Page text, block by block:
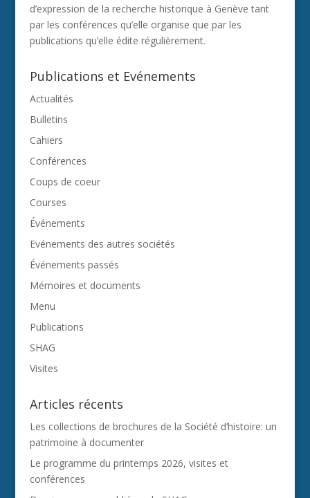
d’expression de la recherche historique à Genève tant
par les conférences qu’elle organise que par les
publications qu’elle édite régulièrement.
Publications et Evénements
Actualités
Bulletins
Cahiers
Conférences
Coups de coeur
Courses
Événements
Evénements des autres sociétés
Événements passés
Mémoires et documents
Menu
Publications
SHAG
Visites
Articles récents
Les collections de brochures de la Société d’histoire: un
patrimoine à documenter
Le programme du printemps 2026, visites et
conférences